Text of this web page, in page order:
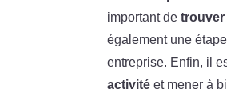
important detrouver
également une
entreprise. Enfin, il
activité et mener à